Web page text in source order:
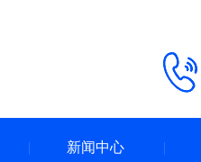
新闻中心